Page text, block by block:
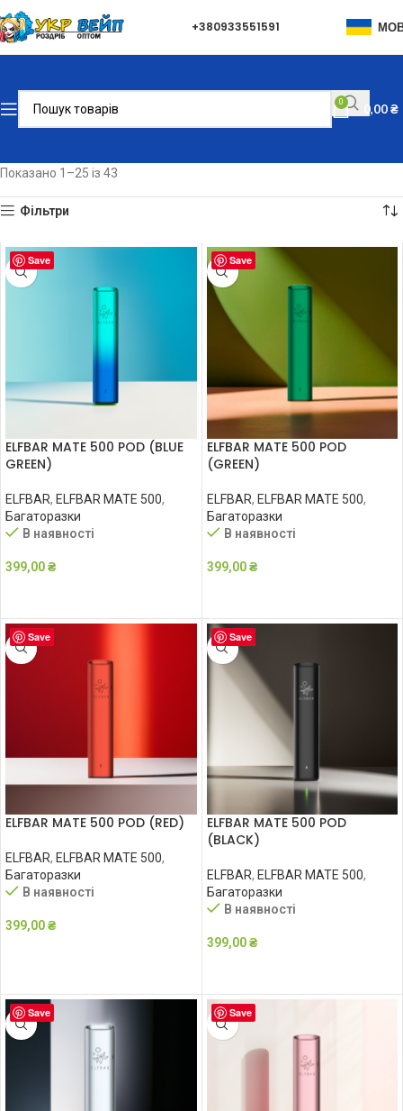
+380933551591
0 0,00₴
Показано 1–25 із 43
Фільтри
Save
ELFBAR MATE 500 POD (BLUE
GREEN)
ELFBAR, ELFBAR MATE 500,
Багаторазки
В наявності
399,00₴
Save
ELFBAR MATE 500 POD
(GREEN)
ELFBAR, ELFBAR MATE 500,
Багаторазки
В наявності
399,00₴
Save
ELFBAR MATE 500 POD (RED)
ELFBAR, ELFBAR MATE 500,
Багаторазки
В наявності
399,00₴
Save
ELFBAR MATE 500 POD
(BLACK)
ELFBAR, ELFBAR MATE 500,
Багаторазки
В наявності
399,00₴
Save Save